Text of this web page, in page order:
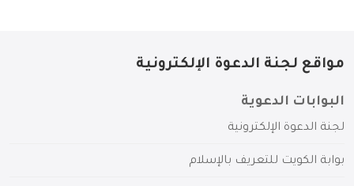
مواقع لجنة الدعوة الإلكترونية
البوابات الدعوية
لجنة الدعوة الإلكترونية
بوابة الكويت للتعريف بالإسلام